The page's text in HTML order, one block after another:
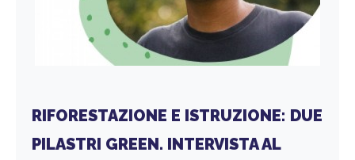
RIFORESTAZIONE E ISTRUZIONE: DUE
PILASTRI GREEN. INTERVISTA AL